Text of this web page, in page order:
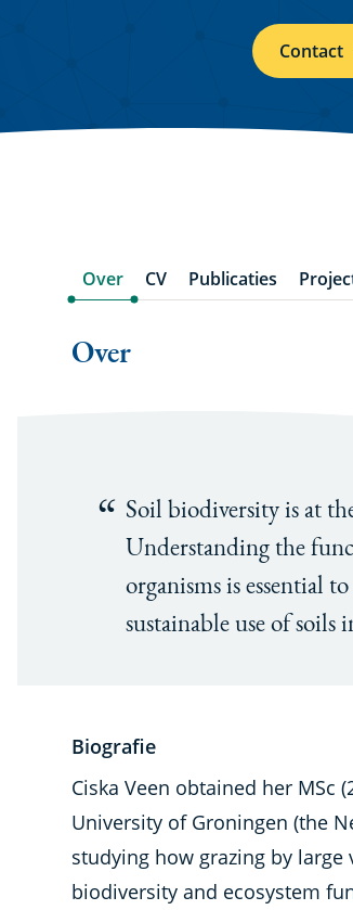
Contact
Over CV Publicaties
Over
Soil biodiversity is at
Understanding the
organisms is essential
sustainable use of soils
Biografie
Ciska Veen obtained her MSc
University of Groningen (the
studying how grazing by
biodiversity and ecosystem